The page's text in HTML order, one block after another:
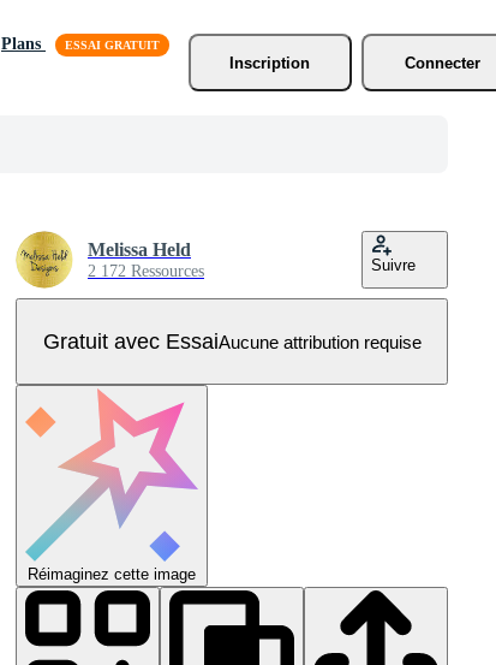
Plans
Inscription
Connecter
Melissa Held
2 172 Ressources Suivre
Gratuit avec EssaiAucune attribution requise
Réimaginez cette image